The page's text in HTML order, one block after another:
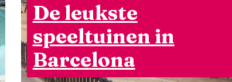
De leukste
speeltuinen in
Barcelona